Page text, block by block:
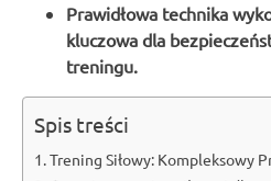
Prawidłowa technika
kluczowa dla
treningu.
Spis treści
Trening Siłowy: Kompleksowy